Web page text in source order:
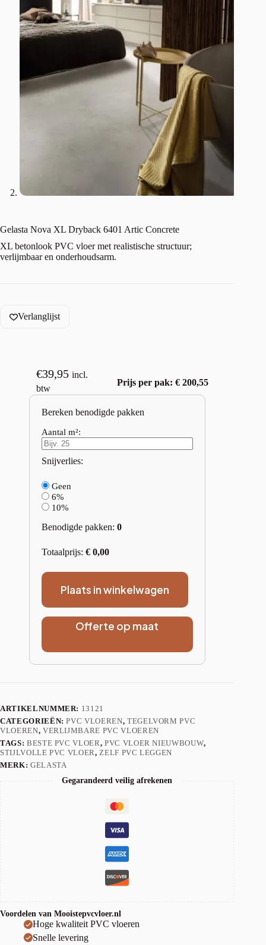
Gelasta Nova XL Dryback 6401 Artic Concrete
XL betonlook PVC vloer met realistische structuur;
verlijmbaar en onderhoudsarm.
Verlanglijst
€39,95 incl.
btw
Prijs per pak: € 200,55
Bereken benodigde pakken
Aantal m²:
Snijverlies:
Geen
6%
10%
Benodigde pakken: 0
Totaalprijs: € 0,00
Plaats in winkelwagen
Offerte op maat
ARTIKELNUMMER: 13121
CATEGORIEËN:PVC VLOEREN, TEGELVORM PVC
VLOEREN, VERLIJMBARE PVC VLOEREN
TAGS: BESTE PVC VLOER, PVC VLOER NIEUWBOUW,
STIJLVOLLE PVC VLOER,ZELF PVC LEGGEN
MERK: GELASTA
Gegarandeerd veilig afrekenen
Voordelen van Mooistepvcvloer.nl
Hoge kwaliteit PVC vloeren
Snelle levering